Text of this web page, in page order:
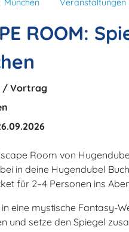
München Veranstaltungen
ROOM:
/ Vortrag
Room von
in deine Hugendubel
für 2–4 Personen ins
in eine mystische Fantasy-
und setze den Spiegel